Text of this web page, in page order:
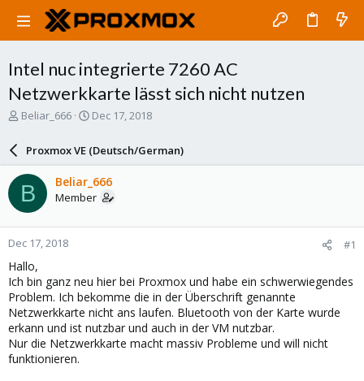
Intel nuc integrierte 7260 AC
Netzwerkkarte lässt sich nicht nutzen
T
a
d
s
t
a
r
t
e
r
Beliar_666
S
a
r
d
a
e
Dec 17, 2018
Proxmox VE (Deutsch/German)
B Beliar_666
Member
Dec 17, 2018 #1
Hallo,
Ich bin ganz neu hier bei Proxmox und habe ein schwerwiegendes
Problem. Ich bekomme die in der Überschrift genannte
Netzwerkkarte nicht ans laufen. Bluetooth von der Karte wurde
erkann und ist nutzbar und auch in der VM nutzbar.
Nur die Netzwerkkarte macht massiv Probleme und will nicht
funktionieren.